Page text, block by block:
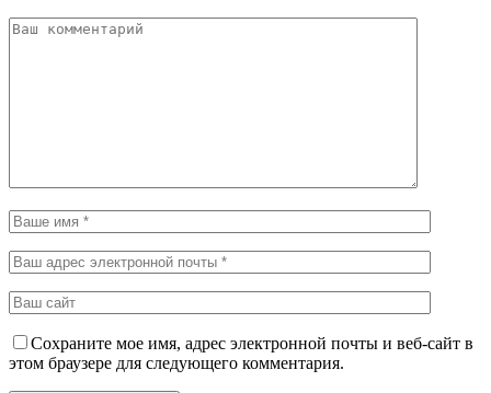
Сохраните мое имя, адрес электронной почты и веб-сайт в
этом браузере для следующего комментария.